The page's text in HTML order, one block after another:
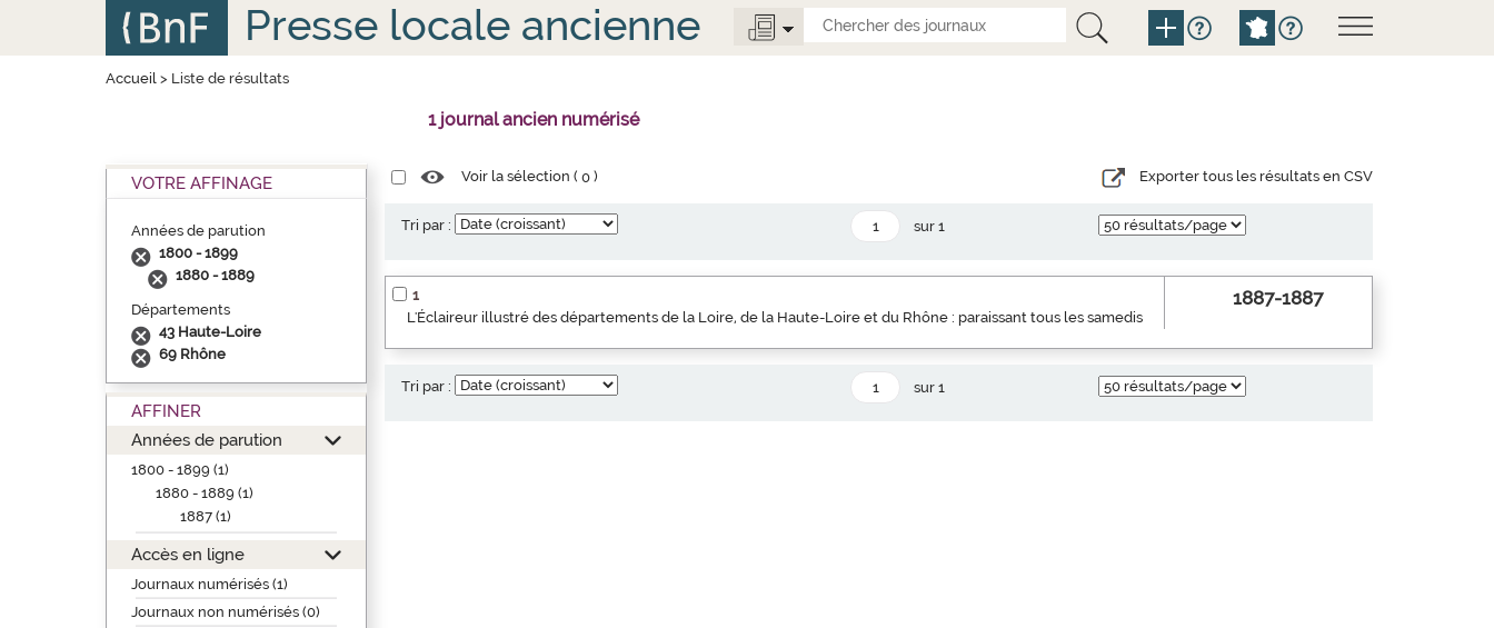
Presse locale ancienne
Accueil> Liste de résultats
1 journal ancien numérisé
VOTRE AFFINAGE
Années de parution
1800 - 1899
1880 - 1889
Départements
43 Haute-Loire
69 Rhône
AFFINER
Années de parution
1800 - 1899 (1)
1880 - 1889 (1)
1887 (1)
Accès en ligne
Journaux numérisés (1)
Journaux non numérisés (0)
Voir la sélection (0 ) Exporter tous les résultats en CSV
Tri par : sur 1
1
L'Éclaireur illustré des départements de la Loire, de la Haute-Loire et du Rhône : paraissant tous les samedis
1887-1887
Tri par : sur 1
Panneau de gestion des cookies